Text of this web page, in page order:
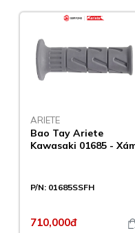
ARIETE
Bao Tay Ariete
Kawasaki 01685 -
P/N: 01685SSFH
710,000đ